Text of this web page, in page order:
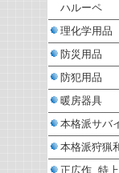
ハルーペ
理化学用品
防災用品
防犯用品
暖房器具
本格派サバ
本格派狩猟
正広作 特